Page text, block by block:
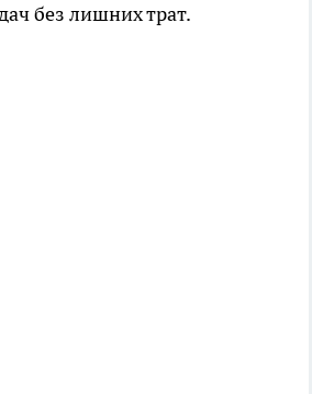
без лишних трат.